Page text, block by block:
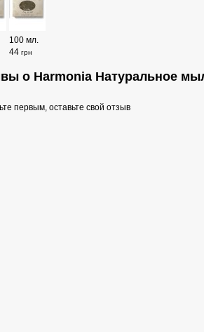
100 мл.
44 грн
о Harmonia Натуральное
первым, оставьте свой отзыв